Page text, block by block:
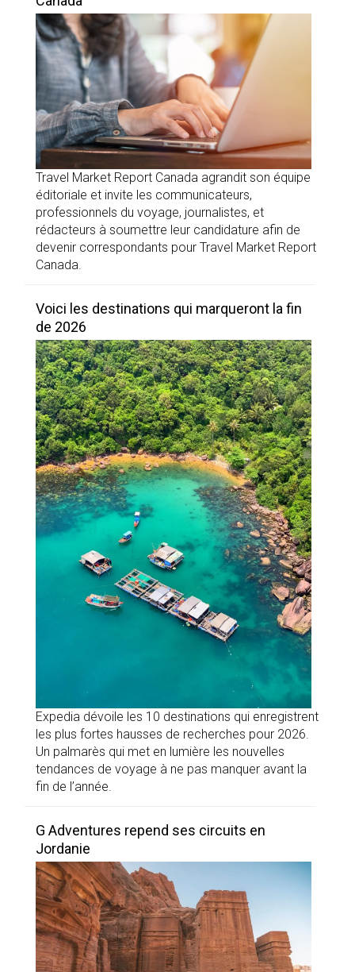
Travel Market Report Canada agrandit son équipe
éditoriale et invite les communicateurs,
professionnels du voyage, journalistes, et
rédacteurs à soumettre leur candidature afin de
devenir correspondants pour Travel Market Report
Canada.
Voici les destinations qui marqueront la fin
de 2026
Expedia dévoile les 10 destinations qui enregistrent
les plus fortes hausses de recherches pour 2026.
Un palmarès qui met en lumière les nouvelles
tendances de voyage à ne pas manquer avant la
fin de l’année.
G Adventures repend ses circuits en
Jordanie